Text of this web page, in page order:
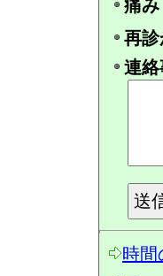
痛み
再
連
時間